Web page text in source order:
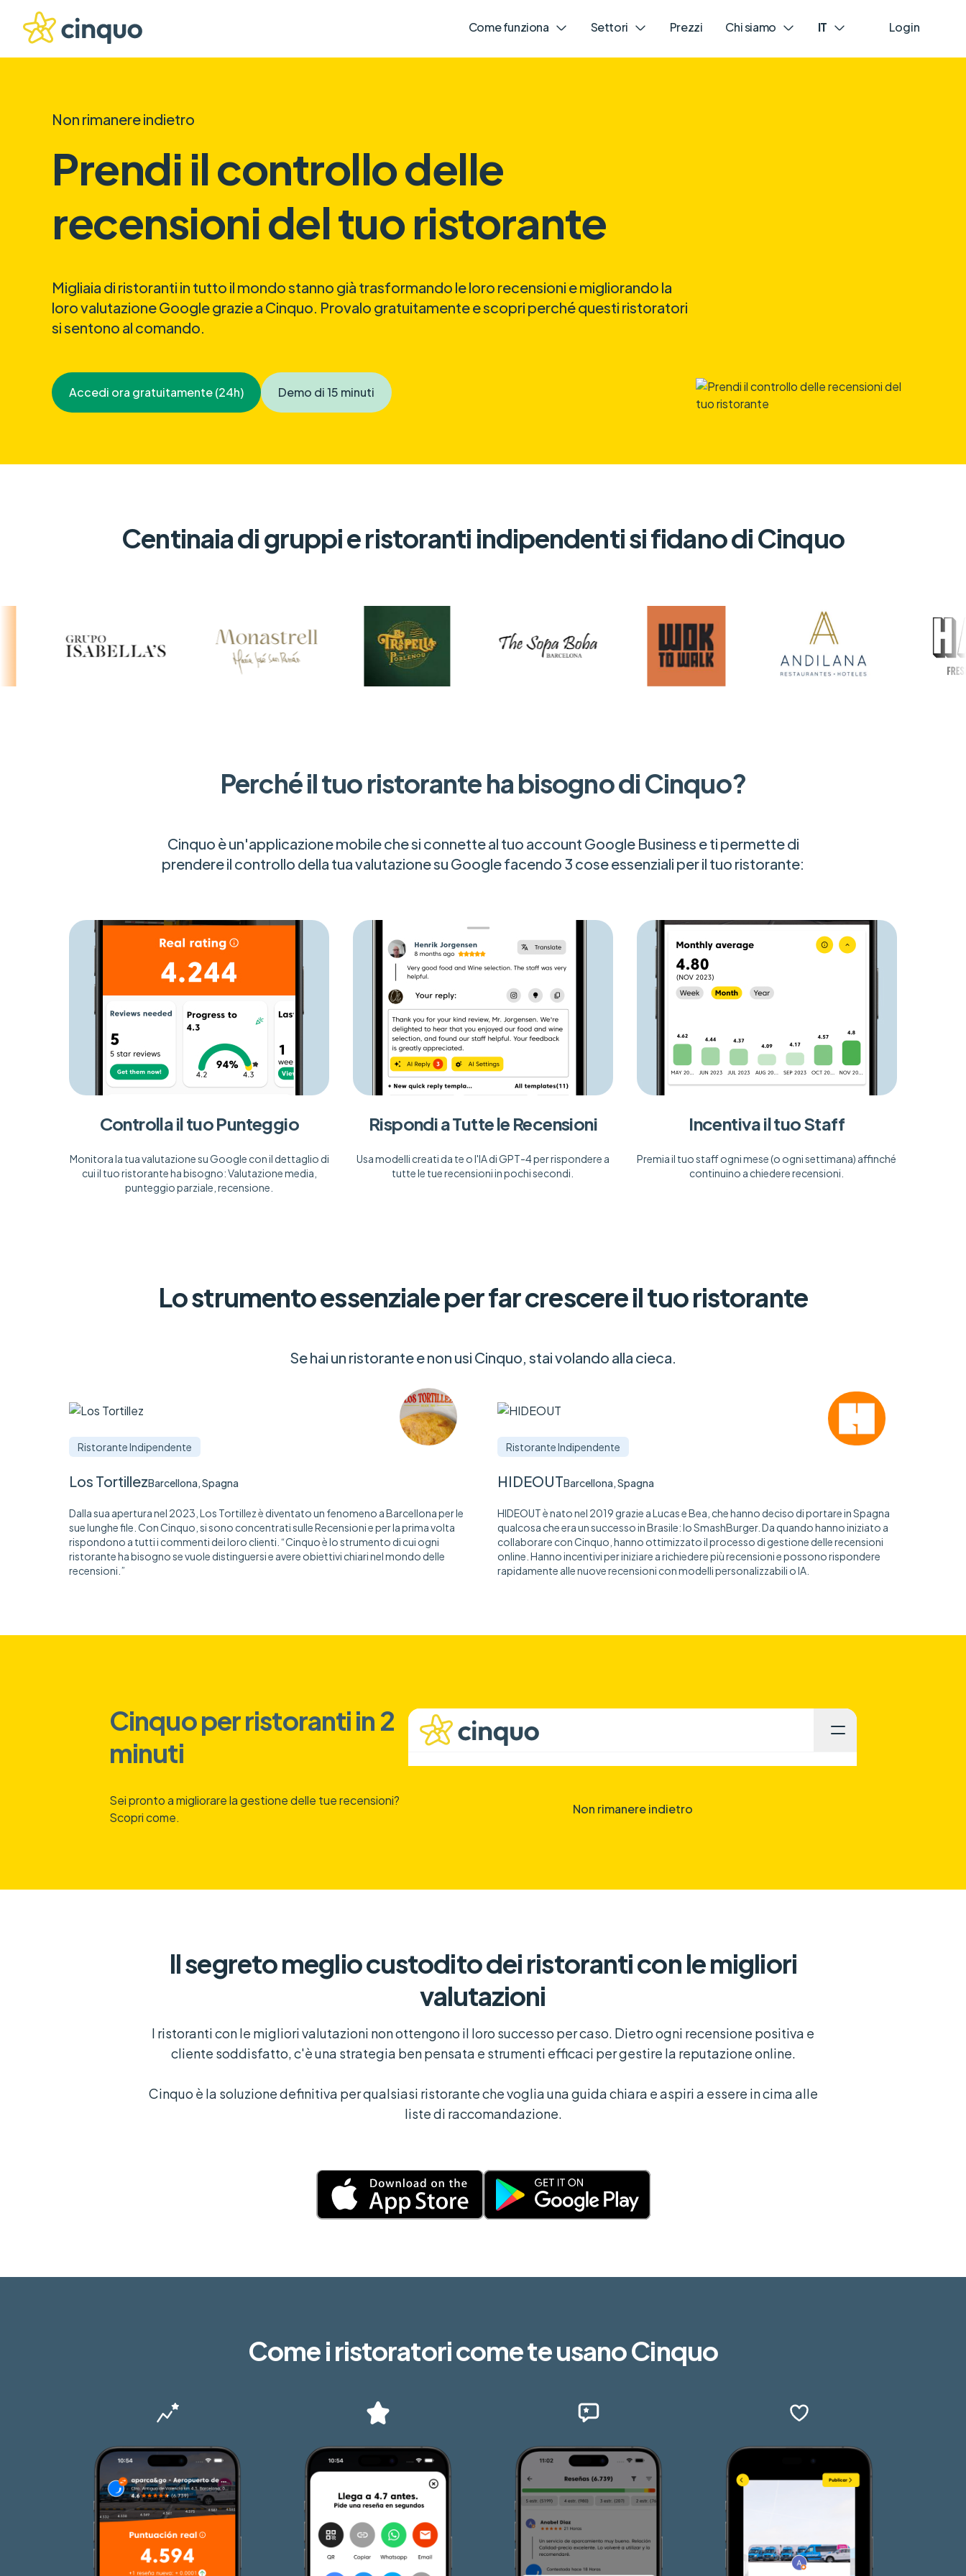
Come funziona Settori Prezzi Chi siamo IT Login
Non rimanere indietro
Prendi il controllo delle
recensioni del tuo ristorante
Migliaia di ristoranti in tutto il mondo stanno già trasformando le loro recensioni e migliorando la
loro valutazione Google grazie a Cinquo. Provalo gratuitamente e scopri perché questi ristoratori
si sentono al comando.
Accedi ora gratuitamente (24h) Demo di 15 minuti
Centinaia di gruppi e ristoranti indipendenti si fidano di Cinquo
Perché il tuo ristorante ha bisogno di Cinquo?
Cinquo è un'applicazione mobile che si connette al tuo account Google Business e ti permette di
prendere il controllo della tua valutazione su Google facendo 3 cose essenziali per il tuo ristorante:
Controlla il tuo Punteggio
Monitora la tua valutazione su Google con il dettaglio di
cui il tuo ristorante ha bisogno: Valutazione media,
punteggio parziale, recensione.
Rispondi a Tutte le Recensioni
Usa modelli creati da te o l'IA di GPT-4 per rispondere a
tutte le tue recensioni in pochi secondi.
Incentiva il tuo Staff
Premia il tuo staff ogni mese (o ogni settimana) affinché
continuino a chiedere recensioni.
Lo strumento essenziale per far crescere il tuo ristorante
Se hai un ristorante e non usi Cinquo, stai volando alla cieca.
Ristorante Indipendente
Los TortillezBarcellona, Spagna
Dalla sua apertura nel 2023, Los Tortillez è diventato un fenomeno a Barcellona per le
sue lunghe file. Con Cinquo, si sono concentrati sulle Recensioni e per la prima volta
rispondono a tutti i commenti dei loro clienti. “Cinquo è lo strumento di cui ogni
ristorante ha bisogno se vuole distinguersi e avere obiettivi chiari nel mondo delle
recensioni.”
Ristorante Indipendente
HIDEOUTBarcellona, Spagna
HIDEOUT è nato nel 2019 grazie a Lucas e Bea, che hanno deciso di portare in Spagna
qualcosa che era un successo in Brasile: lo SmashBurger. Da quando hanno iniziato a
collaborare con Cinquo, hanno ottimizzato il processo di gestione delle recensioni
online. Hanno incentivi per iniziare a richiedere più recensioni e possono rispondere
rapidamente alle nuove recensioni con modelli personalizzabili o IA.
Cinquo per ristoranti in 2
minuti
Sei pronto a migliorare la gestione delle tue recensioni?
Scopri come.
Il segreto meglio custodito dei ristoranti con le migliori
valutazioni
I ristoranti con le migliori valutazioni non ottengono il loro successo per caso. Dietro ogni recensione positiva e
cliente soddisfatto, c'è una strategia ben pensata e strumenti efficaci per gestire la reputazione online.
Cinquo è la soluzione definitiva per qualsiasi ristorante che voglia una guida chiara e aspiri a essere in cima alle
liste di raccomandazione.
Come i ristoratori come te usano Cinquo